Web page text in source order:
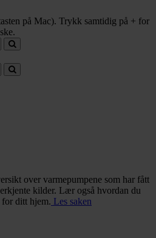
på Mac). Trykk samtidig på + for
over varmepumpene som har fått
kilder. Lær også hvordan du
ditt hjem. Les saken